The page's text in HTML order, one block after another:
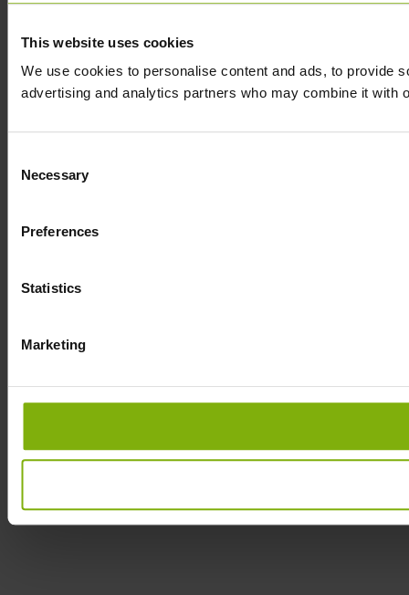
This website uses cookies
We use cookies to personalise content and ads, to provide
advertising and analytics partners who may combine it with
Selection
Necessary
Preferences
Statistics
Marketing